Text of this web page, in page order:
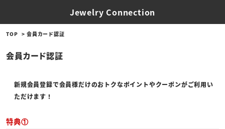
Jewelry Connection
TOP 会員カード認証
会員カード認証
新規会員登録で会員様だけのおトクなポイントやクーポンがご利用い
ただけます！
特典①